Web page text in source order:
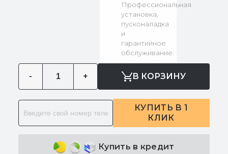
Профессиональная
установка,
пусконаладка
и
гарантийное
обслуживание.
- + В КОРЗИНУ
КУПИТЬ В 1
КЛИК
Купить в кредит